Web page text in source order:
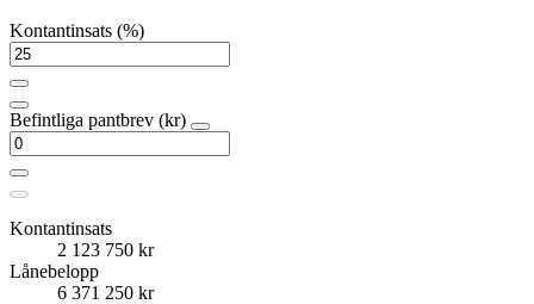
Kontantinsats (%)
Befintliga pantbrev (kr)
Kontantinsats
2 123 750 kr
Lånebelopp
6 371 250 kr